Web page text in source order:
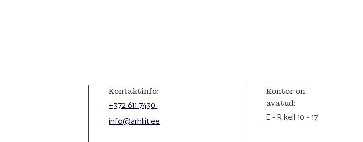
Kontaktinfo:
+372 611 7430
info@arhliit.ee
Kontor on
avatud:
E - R kell 10 - 17